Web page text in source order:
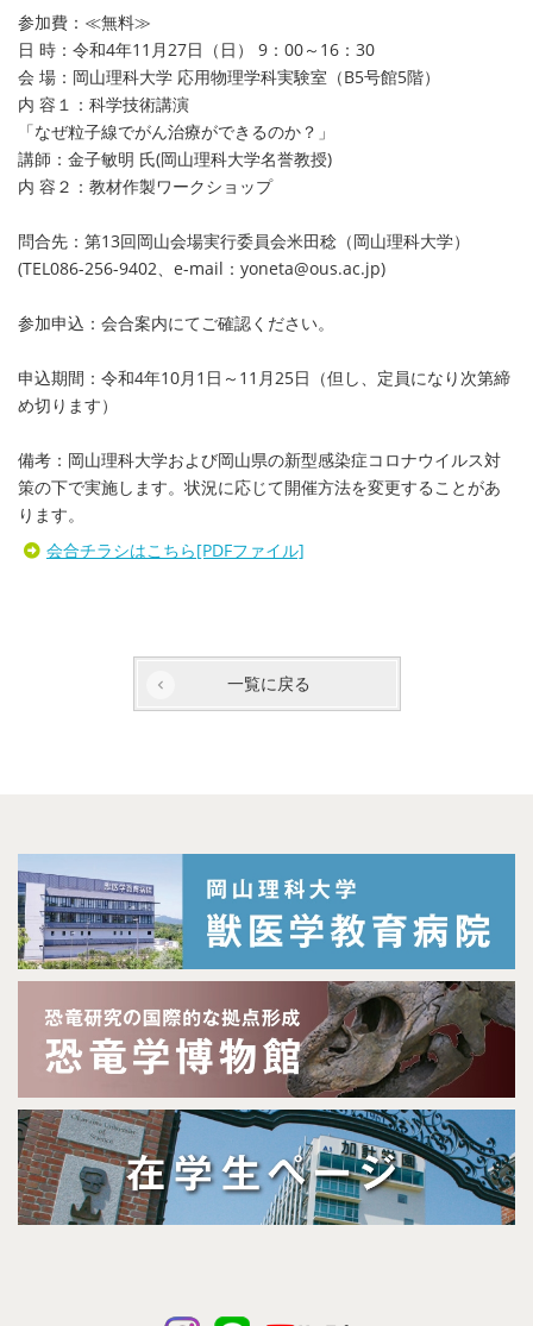
参加費：≪無料≫
日 時：令和4年11月27日（日） 9：00～16：30
会 場：岡山理科大学 応用物理学科実験室（B5号館5階）
内 容１：科学技術講演
「なぜ粒子線でがん治療ができるのか？」
講師：金子敏明 氏(岡山理科大学名誉教授)
内 容２：教材作製ワークショップ
問合先：第13回岡山会場実行委員会米田稔（岡山理科大学）
(TEL086-256-9402、e-mail：yoneta@ous.ac.jp)
参加申込：会合案内にてご確認ください。
申込期間：令和4年10月1日～11月25日（但し、定員になり次第締
め切ります）
備考：岡山理科大学および岡山県の新型感染症コロナウイルス対
策の下で実施します。状況に応じて開催方法を変更することがあ
ります。
会合チラシはこちら[PDFファイル]
一覧に戻る